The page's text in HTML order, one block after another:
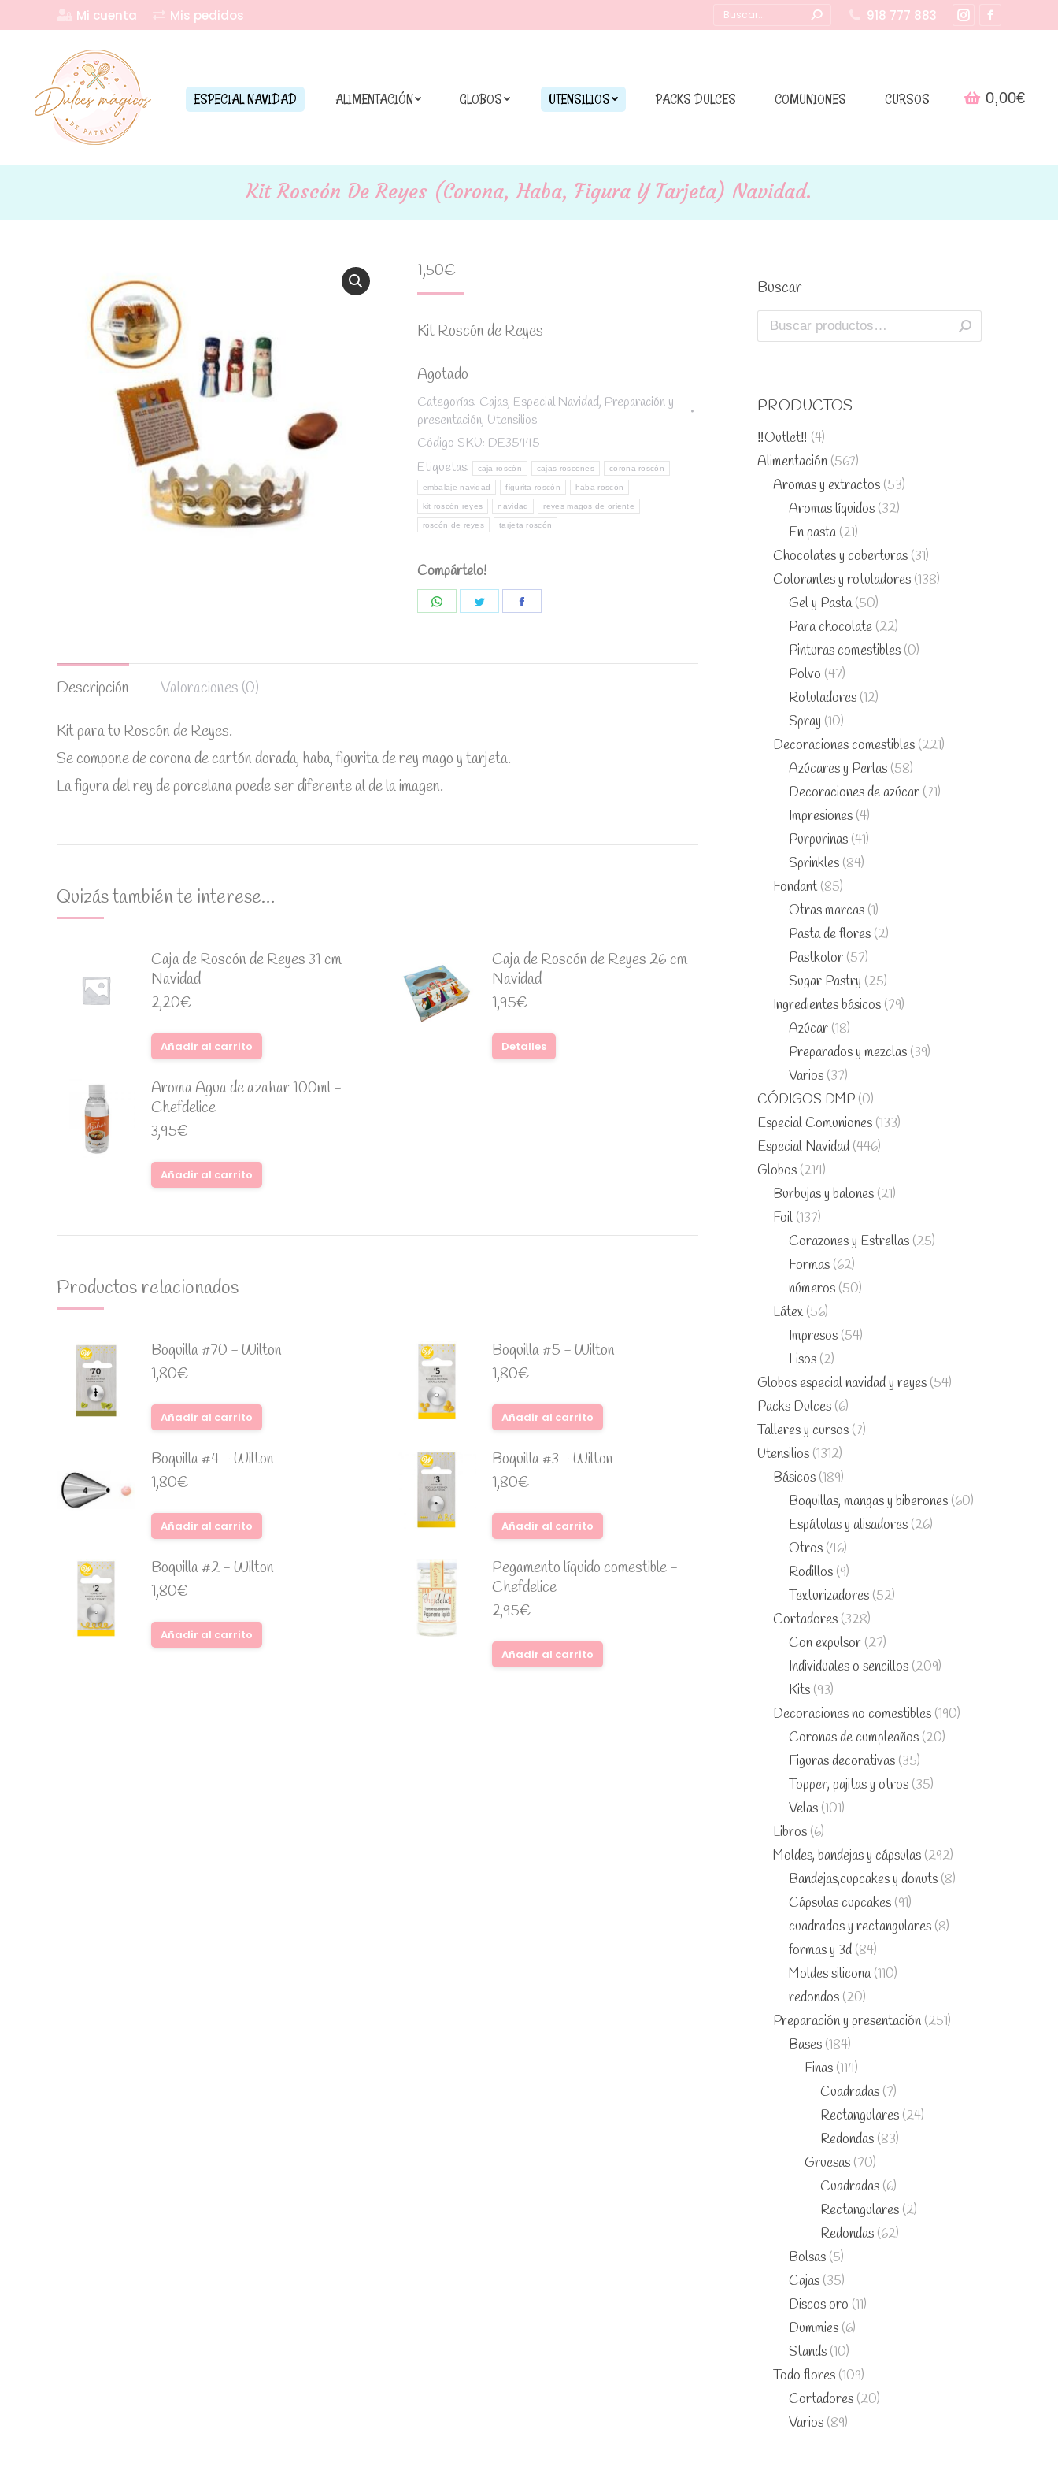
Mi cuenta Mis pedidos Buscar: 918 777 883
Instagram
in
Facebook
in
ESPECIAL NAVIDAD ALIMENTACIÓN GLOBOS UTENSILIOS PACKS DULCES COMUNIONES CURSOS 0,00€
Kit Roscón De Reyes (Corona, Haba, Figura Y Tarjeta) Navidad.
1,50€
Kit Roscón de Reyes
Agotado
Categorías: Cajas, Especial Navidad, Preparación y
presentación, Utensilios
Código SKU: DE35445
Etiquetas:
caja roscón cajas roscones corona roscón
embalaje navidad figurita roscón haba roscón
kit roscón reyes navidad reyes magos de oriente
roscón de reyes tarjeta roscón
Compártelo!
Share
Share
Descripción Valoraciones (0)
Kit para tu Roscón de Reyes.
Se compone de corona de cartón dorada, haba, figurita de rey mago y tarjeta.
La figura del rey de porcelana puede ser diferente al de la imagen.
Quizás también te interese…
Caja de Roscón de Reyes 31 cm
Navidad
2,20€
Añadir al carrito
Caja de Roscón de Reyes 26 cm
Navidad
1,95€
Detalles
Aroma Agua de azahar 100ml -
Chefdelice
3,95€
Añadir al carrito
Productos relacionados
Boquilla #70 - Wilton
1,80€
Añadir al carrito
Boquilla #5 - Wilton
1,80€
Añadir al carrito
Boquilla #4 - Wilton
1,80€
Añadir al carrito
Boquilla #3 - Wilton
1,80€
Añadir al carrito
Boquilla #2 - Wilton
1,80€
Añadir al carrito
Pegamento líquido comestible -
Chefdelice
2,95€
Añadir al carrito
Buscar
PRODUCTOS
‼️Outlet‼️ (4)
Alimentación (567)
Aromas y extractos (53)
Aromas líquidos (32)
En pasta (21)
Chocolates y coberturas (31)
Colorantes y rotuladores (138)
Gel y Pasta (50)
Para chocolate (22)
Pinturas comestibles (0)
Polvo (47)
Rotuladores (12)
Spray (10)
Decoraciones comestibles (221)
Azúcares y Perlas (58)
Decoraciones de azúcar (71)
Impresiones (4)
Purpurinas (41)
Sprinkles (84)
Fondant (85)
Otras marcas (1)
Pasta de flores (2)
Pastkolor (57)
Sugar Pastry (25)
Ingredientes básicos (79)
Azúcar (18)
Preparados y mezclas (39)
Varios (37)
CÓDIGOS DMP (0)
Especial Comuniones (133)
Especial Navidad (446)
Globos (214)
Burbujas y balones (21)
Foil (137)
Corazones y Estrellas (25)
Formas (62)
números (50)
Látex (56)
Impresos (54)
Lisos (2)
Globos especial navidad y reyes (54)
Packs Dulces (6)
Talleres y cursos (7)
Utensilios (1312)
Básicos (189)
Boquillas, mangas y biberones (60)
Espátulas y alisadores (26)
Otros (46)
Rodillos (9)
Texturizadores (52)
Cortadores (328)
Con expulsor (27)
Individuales o sencillos (209)
Kits (93)
Decoraciones no comestibles (190)
Coronas de cumpleaños (20)
Figuras decorativas (35)
Topper, pajitas y otros (35)
Velas (101)
Libros (6)
Moldes, bandejas y cápsulas (292)
Bandejas,cupcakes y donuts (8)
Cápsulas cupcakes (91)
cuadrados y rectangulares (8)
formas y 3d (84)
Moldes silicona (110)
redondos (20)
Preparación y presentación (251)
Bases (184)
Finas (114)
Cuadradas (7)
Rectangulares (24)
Redondas (83)
Gruesas (70)
Cuadradas (6)
Rectangulares (2)
Redondas (62)
Bolsas (5)
Cajas (35)
Discos oro (11)
Dummies (6)
Stands (10)
Todo flores (109)
Cortadores (20)
Varios (89)